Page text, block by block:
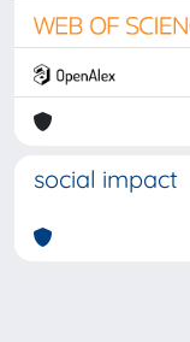
social impact